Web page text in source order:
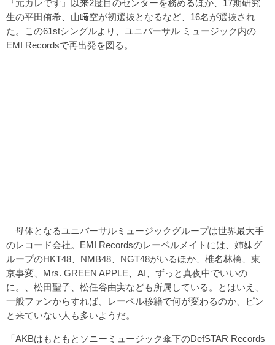
『元カレです』以来2度目のセンターを務めるほか、17期研究
生の平田侑希、山﨑空が初選抜となるなど、16名が選抜され
た。この61stシングルより、ユニバーサル ミュージック内の
EMI Recordsで再出発を図る。
母体となるユニバーサルミュージックグループは世界最大手
のレコード会社。EMI Recordsのレーベルメイトには、姉妹グ
ループのHKT48、NMB48、NGT48がいるほか、椎名林檎、東
京事変、Mrs. GREEN APPLE、AI、ずっと真夜中でいいの
に。、松田聖子、松任谷由実なども所属している。とはいえ、
一般ファンからすれば、レーベル移籍で何が変わるのか、ピン
と来ていない人も多いようだ。
「AKBはもともとソニーミュージック傘下のDefSTAR Records